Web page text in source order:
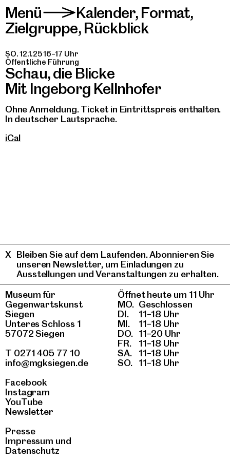
Menü>Kalender, Format,
Zielgruppe, Rückblick
SO. 12.1.25 16–17 Uhr
Öffentliche Führung
Schau, die Blicke
Mit Ingeborg Kellnhofer
Ohne Anmeldung. Ticket in Eintrittspreis enthalten.
In deutscher Lautsprache.
iCal
Museum für
Gegenwartskunst
Siegen
Unteres Schloss 1
57072 Siegen
T 0271 405 77 10
info@mgksiegen.de
Facebook
Instagram
YouTube
Newsletter
Presse
Impressum und
Datenschutz
Öffnet heute um 11 Uhr
MO. Geschlossen
DI.
11–18 Uhr
MI.
11–18 Uhr
DO. 11–20 Uhr
FR.
11–18 Uhr
SA.
11–18 Uhr
SO.
11–18 Uhr
Bleiben Sie auf dem Laufenden. Abonnieren Sie
unseren Newsletter, um Einladungen zu
Ausstellungen und Veranstaltungen zu erhalten.